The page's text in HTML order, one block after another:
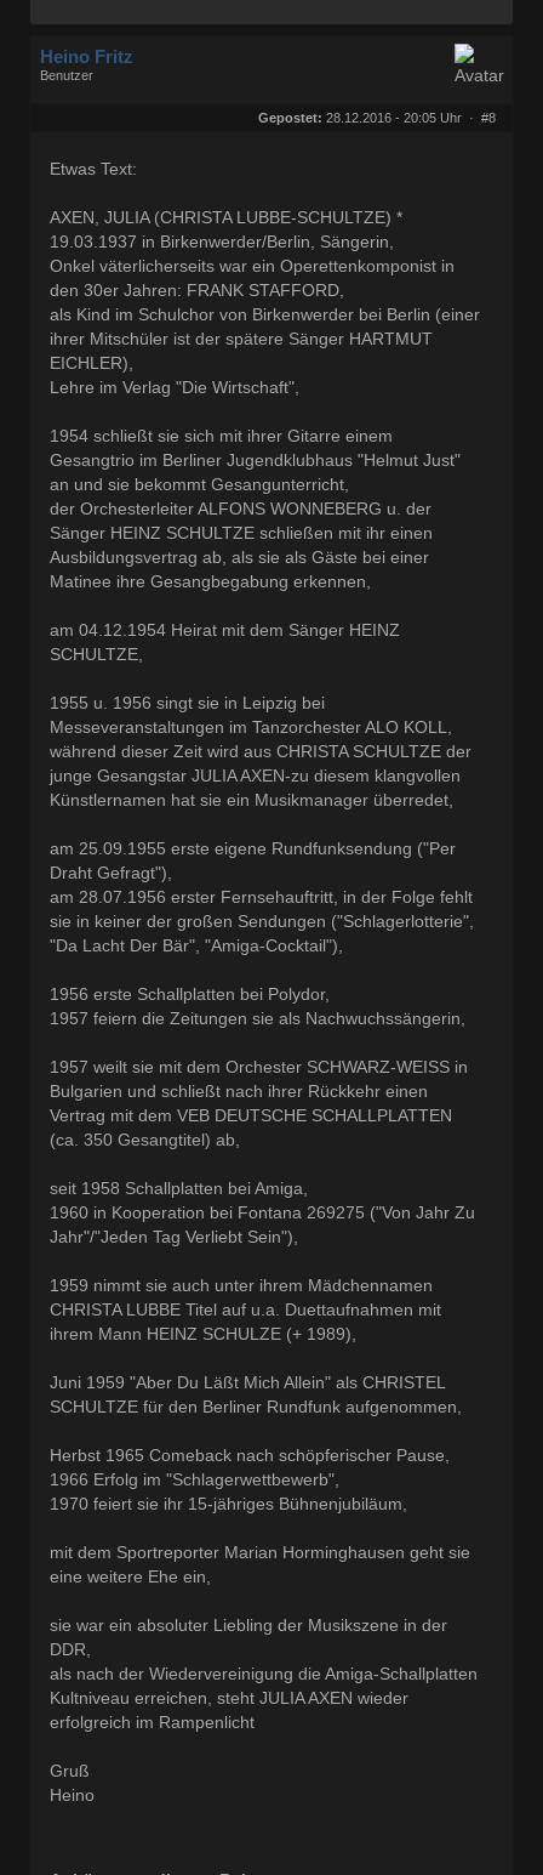
Heino Fritz
Benutzer
Gepostet: 28.12.2016 - 20:05 Uhr · #8
Etwas Text:
AXEN, JULIA (CHRISTA LUBBE-SCHULTZE) *
19.03.1937 in Birkenwerder/Berlin, Sängerin,
Onkel väterlicherseits war ein Operettenkomponist in
den 30er Jahren: FRANK STAFFORD,
als Kind im Schulchor von Birkenwerder bei Berlin (einer
ihrer Mitschüler ist der spätere Sänger HARTMUT
EICHLER),
Lehre im Verlag "Die Wirtschaft",
1954 schließt sie sich mit ihrer Gitarre einem
Gesangtrio im Berliner Jugendklubhaus "Helmut Just"
an und sie bekommt Gesangunterricht,
der Orchesterleiter ALFONS WONNEBERG u. der
Sänger HEINZ SCHULTZE schließen mit ihr einen
Ausbildungsvertrag ab, als sie als Gäste bei einer
Matinee ihre Gesangbegabung erkennen,
am 04.12.1954 Heirat mit dem Sänger HEINZ
SCHULTZE,
1955 u. 1956 singt sie in Leipzig bei
Messeveranstaltungen im Tanzorchester ALO KOLL,
während dieser Zeit wird aus CHRISTA SCHULTZE der
junge Gesangstar JULIA AXEN-zu diesem klangvollen
Künstlernamen hat sie ein Musikmanager überredet,
am 25.09.1955 erste eigene Rundfunksendung ("Per
Draht Gefragt"),
am 28.07.1956 erster Fernsehauftritt, in der Folge fehlt
sie in keiner der großen Sendungen ("Schlagerlotterie",
"Da Lacht Der Bär", "Amiga-Cocktail"),
1956 erste Schallplatten bei Polydor,
1957 feiern die Zeitungen sie als Nachwuchssängerin,
1957 weilt sie mit dem Orchester SCHWARZ-WEISS in
Bulgarien und schließt nach ihrer Rückkehr einen
Vertrag mit dem VEB DEUTSCHE SCHALLPLATTEN
(ca. 350 Gesangtitel) ab,
seit 1958 Schallplatten bei Amiga,
1960 in Kooperation bei Fontana 269275 ("Von Jahr Zu
Jahr"/"Jeden Tag Verliebt Sein"),
1959 nimmt sie auch unter ihrem Mädchennamen
CHRISTA LUBBE Titel auf u.a. Duettaufnahmen mit
ihrem Mann HEINZ SCHULZE (+ 1989),
Juni 1959 "Aber Du Läßt Mich Allein" als CHRISTEL
SCHULTZE für den Berliner Rundfunk aufgenommen,
Herbst 1965 Comeback nach schöpferischer Pause,
1966 Erfolg im "Schlagerwettbewerb",
1970 feiert sie ihr 15-jähriges Bühnenjubiläum,
mit dem Sportreporter Marian Horminghausen geht sie
eine weitere Ehe ein,
sie war ein absoluter Liebling der Musikszene in der
DDR,
als nach der Wiedervereinigung die Amiga-Schallplatten
Kultniveau erreichen, steht JULIA AXEN wieder
erfolgreich im Rampenlicht
Gruß
Heino